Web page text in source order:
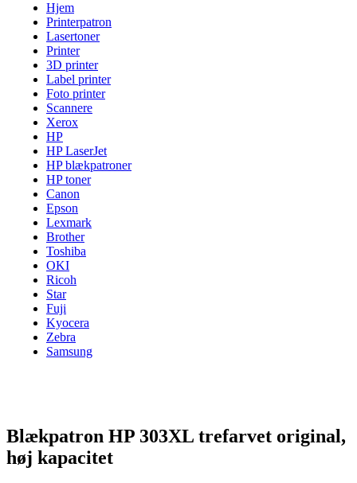
Hjem
Printerpatron
Lasertoner
Printer
3D printer
Label printer
Foto printer
Scannere
Xerox
HP
HP LaserJet
HP blækpatroner
HP toner
Canon
Epson
Lexmark
Brother
Toshiba
OKI
Ricoh
Star
Fuji
Kyocera
Zebra
Samsung
Blækpatron HP 303XL trefarvet original,
høj kapacitet